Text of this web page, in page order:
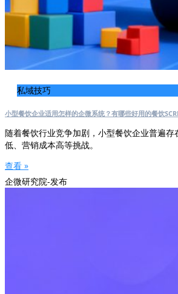
私域技巧
小型餐饮企业适用怎样的企微系统？有哪些好用的餐饮
随着餐饮行业竞争加剧，小型餐饮企业普遍
低、营销成本高等挑战。
查看 »
企微研究院-发布